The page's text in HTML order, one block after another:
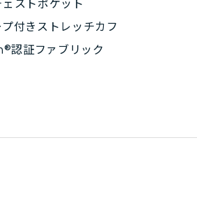
ストポケット
付きストレッチカフ
認証ファブリック